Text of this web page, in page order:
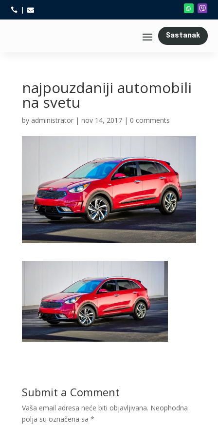
 
Sastanak
najpouzdaniji automobili
na svetu
by administrator| nov 14, 2017| 0 comments
Submit a Comment
Vaša email adresa neće biti objavljivana. Neophodna
polja su označena sa *